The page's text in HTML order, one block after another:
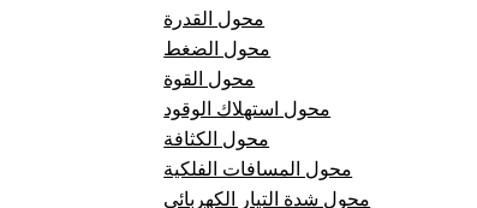
محول القدرة
محول الضغط
محول القوة
محول استهلاك الوقود
محول الكثافة
محول المسافات الفلكية
محول شدة التيار الكهربائي